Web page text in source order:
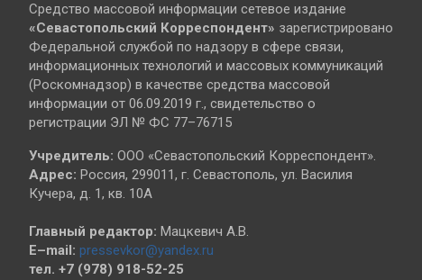
Средство массовой информации сетевое издание
«Севастопольский Корреспондент» зарегистрировано
Федеральной службой по надзору в сфере связи,
информационных технологий и массовых коммуникаций
(Роскомнадзор) в качестве средства массовой
информации от 06.09.2019 г., свидетельство о
регистрации ЭЛ № ФС 77–76715
Учредитель: ООО «Севастопольский Корреспондент».
Адрес: Россия, 299011, г. Севастополь, ул. Василия
Кучера, д. 1, кв. 10А
Главный редактор: Мацкевич А.В.
E–mail: pressevkor@yandex.ru
тел. +7 (978) 918-52-25